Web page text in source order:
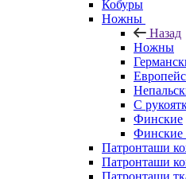
Кобуры
Ножны
Назад
Ножны
С
Финские
Финские
Патронташи
Патронташи
Патронташи